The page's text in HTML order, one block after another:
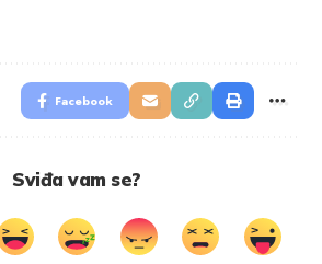
Facebook
Sviđa vam se?